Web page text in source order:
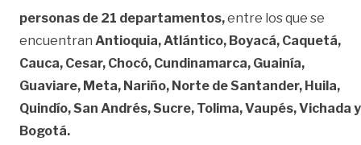
personas de 21 departamentos,entre los que se
encuentran Antioquia, Atlántico, Boyacá, Caquetá,
Cauca, Cesar, Chocó, Cundinamarca, Guainía,
Guaviare, Meta, Nariño, Norte de Santander, Huila,
Quindío,San Andrés, Sucre, Tolima, Vaupés, Vichada y
Bogotá.